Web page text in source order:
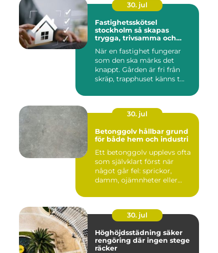
30. jul
Fastighetsskötsel
stockholm så skapas
trygga, trivsamma och
När en fastighet fungerar
som den ska märks det
knappt. Gården är fri från
skräp, trapphuset känns t...
30. jul
Betonggolv hållbar grund
för både hem och industri
Ett betonggolv upplevs ofta
som självklart först när
något går fel: sprickor,
damm, ojämnheter eller...
30. jul
Höghöjdsstädning säker
rengöring där ingen stege
räcker